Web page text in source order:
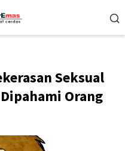
Seksual
Orang